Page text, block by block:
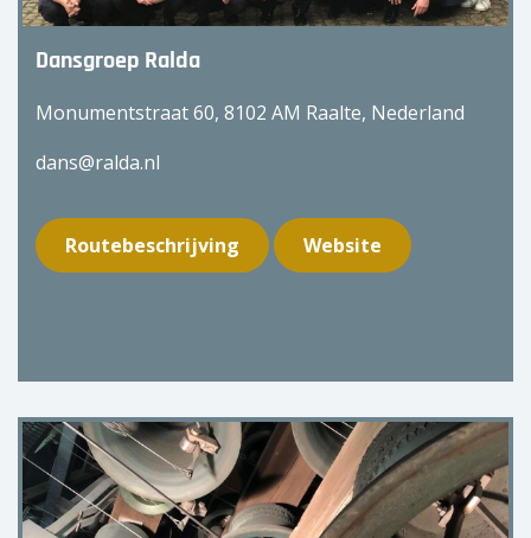
Dansgroep Ralda
Monumentstraat 60, 8102 AM Raalte, Nederland
dans@ralda.nl
Routebeschrijving Website